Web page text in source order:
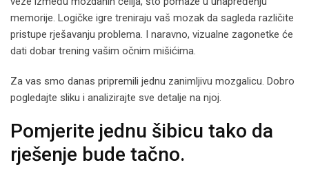
memorije. Logičke igre treniraju vaš mozak da sagleda različite
pristupe rješavanju problema. I naravno, vizualne zagonetke će
dati dobar trening vašim očnim mišićima.
Za vas smo danas pripremili jednu zanimljivu mozgalicu. Dobro
pogledajte sliku i analizirajte sve detalje na njoj.
Pomjerite jednu šibicu tako da
rješenje bude tačno.